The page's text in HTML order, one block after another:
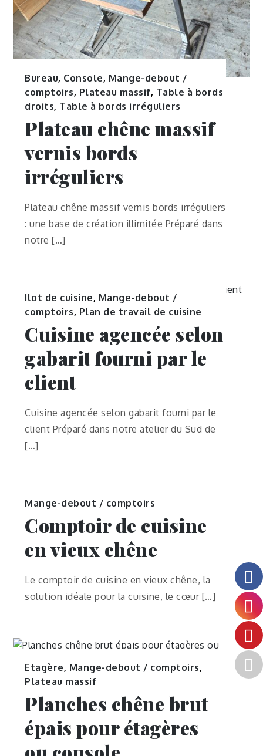
Bureau, Console, Mange-debout /
comptoirs, Plateau massif, Table à bords
droits, Table à bords irréguliers
Plateau chêne massif
vernis bords
irréguliers
Plateau chêne massif vernis bords irréguliers
: une base de création illimitée Préparé dans
notre […]
Ilot de cuisine, Mange-debout /
comptoirs, Plan de travail de cuisine
Cuisine agencée selon
gabarit fourni par le
client
Cuisine agencée selon gabarit fourni par le
client Préparé dans notre atelier du Sud de
[…]
Mange-debout / comptoirs
Comptoir de cuisine
en vieux chêne
Le comptoir de cuisine en vieux chêne, la
solution idéale pour la cuisine, le cœur […]
Etagère, Mange-debout / comptoirs,
Plateau massif
Planches chêne brut
épais pour étagères